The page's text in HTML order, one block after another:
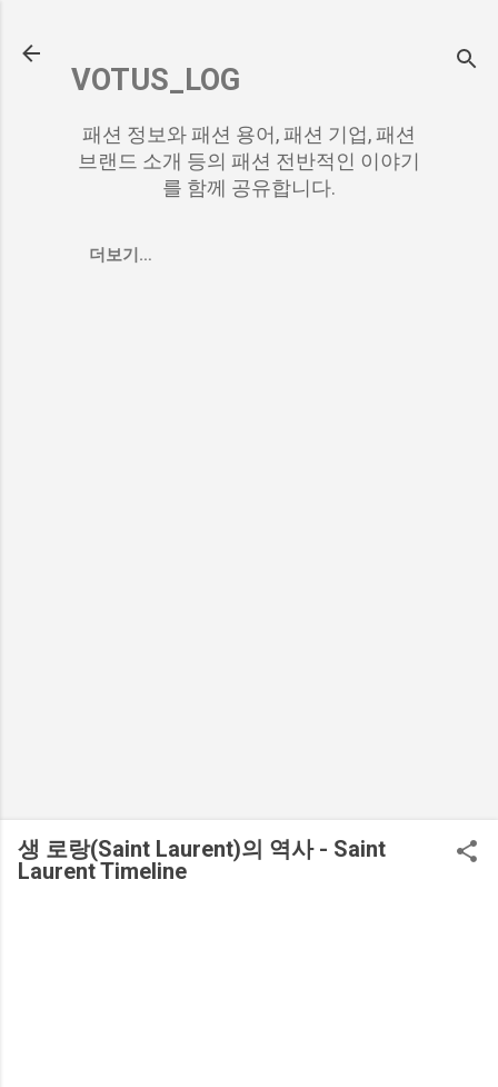
VOTUS_LOG
패션 정보와 패션 용어, 패션 기업, 패션
브랜드 소개 등의 패션 전반적인 이야기
를 함께 공유합니다.
더보기…
생 로랑(Saint Laurent)의 역사 - Saint
Laurent Timeline